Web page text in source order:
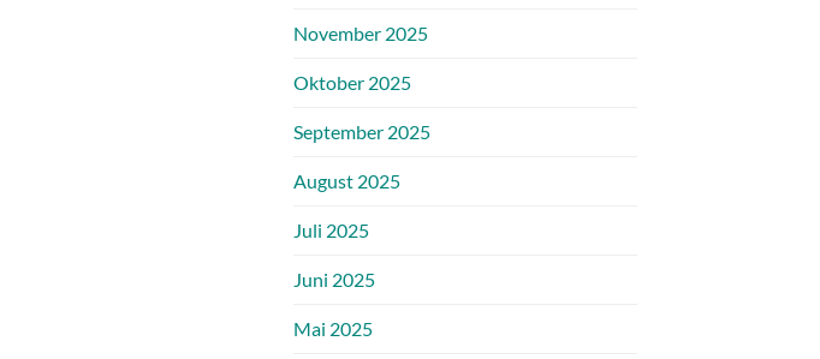
November 2025
Oktober 2025
September 2025
August 2025
Juli 2025
Juni 2025
Mai 2025